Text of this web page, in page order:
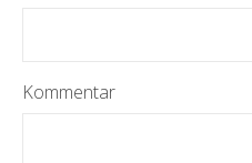
Kommentar